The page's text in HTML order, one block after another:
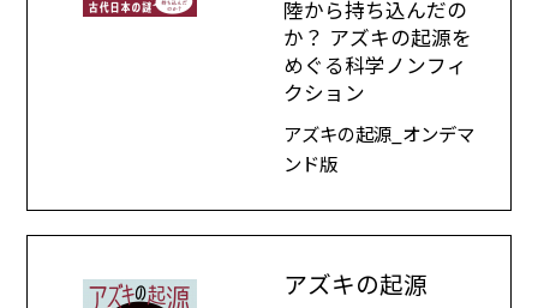
陸から持ち込んだの
か？ アズキの起源を
めぐる科学ノンフィ
クション
アズキの起源_オンデマ
ンド版
アズキの起源